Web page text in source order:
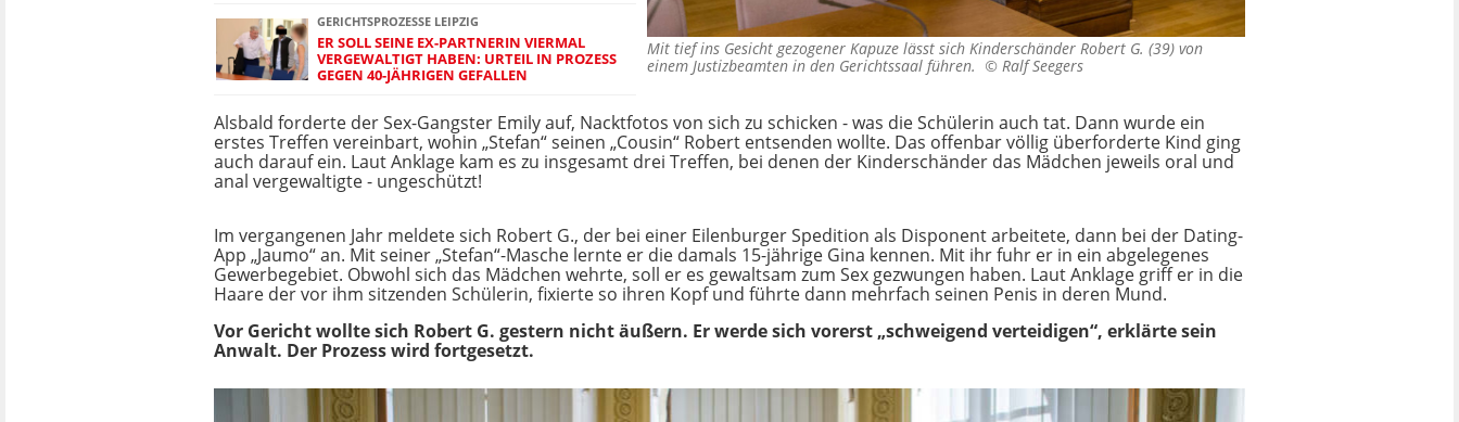
Mit tief ins Gesicht gezogener Kapuze lässt sich Kinderschänder Robert G. (39) von
einem Justizbeamten in den Gerichtssaal führen. © Ralf Seegers
GERICHTSPROZESSE LEIPZIG
ER SOLL SEINE EX-PARTNERIN VIERMAL
VERGEWALTIGT HABEN: URTEIL IN PROZESS
GEGEN 40-JÄHRIGEN GEFALLEN
Alsbald forderte der Sex-Gangster Emily auf, Nacktfotos von sich zu schicken - was die Schülerin auch tat. Dann wurde ein
erstes Treffen vereinbart, wohin „Stefan“ seinen „Cousin“ Robert entsenden wollte. Das offenbar völlig überforderte Kind ging
auch darauf ein. Laut Anklage kam es zu insgesamt drei Treffen, bei denen der Kinderschänder das Mädchen jeweils oral und
anal vergewaltigte - ungeschützt!
Im vergangenen Jahr meldete sich Robert G., der bei einer Eilenburger Spedition als Disponent arbeitete, dann bei der Dating-
App „Jaumo“ an. Mit seiner „Stefan“-Masche lernte er die damals 15-jährige Gina kennen. Mit ihr fuhr er in ein abgelegenes
Gewerbegebiet. Obwohl sich das Mädchen wehrte, soll er es gewaltsam zum Sex gezwungen haben. Laut Anklage griff er in die
Haare der vor ihm sitzenden Schülerin, fixierte so ihren Kopf und führte dann mehrfach seinen Penis in deren Mund.
Vor Gericht wollte sich Robert G. gestern nicht äußern. Er werde sich vorerst „schweigend verteidigen“, erklärte sein
Anwalt. Der Prozess wird fortgesetzt.